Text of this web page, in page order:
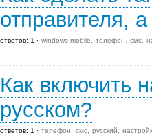
отправителя,
ответов: 1 windows mobile телефон смс
Как включить
русском?
ответов: 1 телефон смс русский